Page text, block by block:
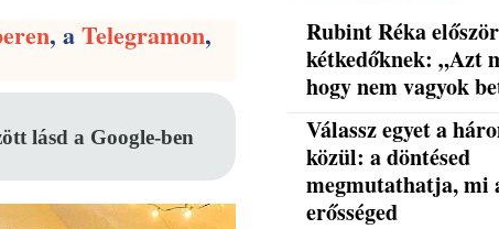
, aTelegramon,
lásd a Google-ben
Rubint Réka
kétkedőknek: „Azt
hogy nem vagyok
Válassz egyet a
közül: a döntésed
megmutathatja, mi
erősséged